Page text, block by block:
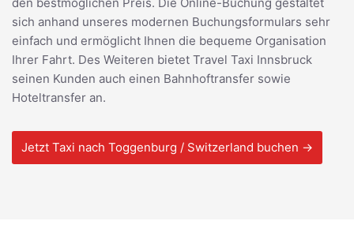
sich anhand unseres modernen Buchungsformulars sehr
einfach und ermöglicht Ihnen die bequeme Organisation
Ihrer Fahrt. Des Weiteren bietet Travel Taxi Innsbruck
seinen Kunden auch einen Bahnhoftransfer sowie
Hoteltransfer an.
Jetzt Taxi nach Toggenburg / Switzerland buchen →